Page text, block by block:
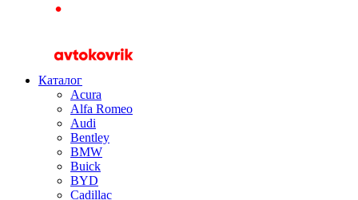
Каталог
Acura
Alfa Romeo
Audi
Bentley
BMW
Buick
BYD
Cadillac